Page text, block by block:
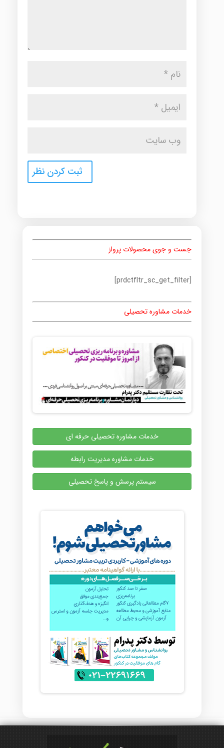
جست و جوی محصولات پرواز
[prdctfltr_sc_get_filter]
خدمات مشاوره تحصیلی
خدمات مشاوره تحصیلی حرفه ای
خدمات مشاوره مدیریت رابطه
سیستم پرسش و پاسخ تحصیلی